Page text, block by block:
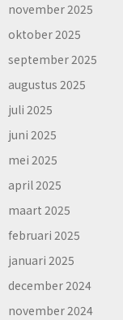
november 2025
oktober 2025
september 2025
augustus 2025
juli 2025
juni 2025
mei 2025
april 2025
maart 2025
februari 2025
januari 2025
december 2024
november 2024